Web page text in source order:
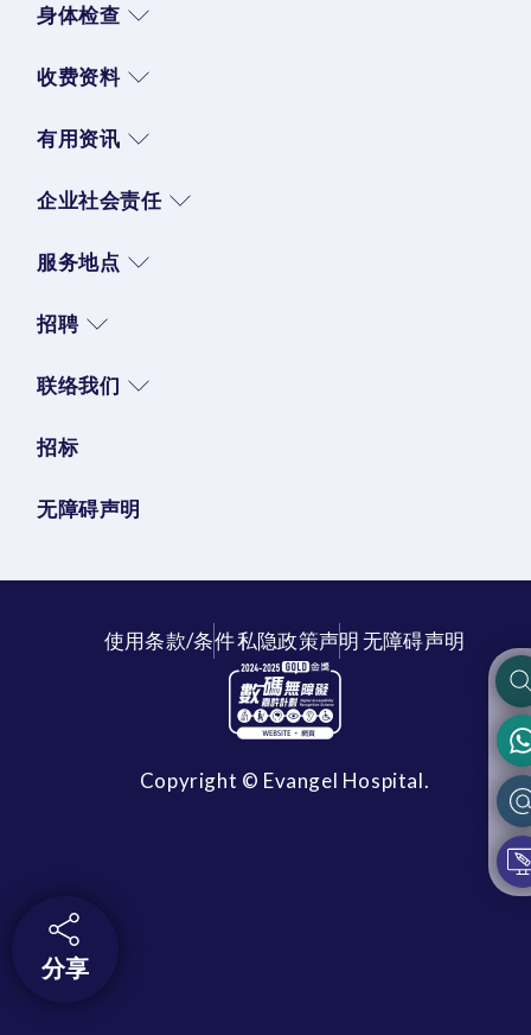
身体检查
收费资料
有用资讯
企业社会责任
服务地点
招聘
联络我们
招标
无障碍声明
使用条款/条件私隐政策声明无障碍声明
Copyright © Evangel Hospital.
分享